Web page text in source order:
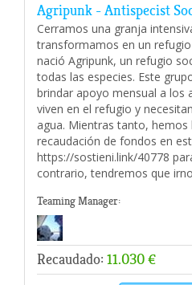
Agripunk - Antispecist
Cerramos una granja
transformamos en un
nació Agripunk, un refugio
todas las especies. Este
brindar apoyo mensual a los
viven en el refugio y
agua. Mientras tanto,
recaudación de fondos en
https://sostieni.link/40778
contrario, tendremos que
Teaming Manager:
Recaudado: 11.030 €